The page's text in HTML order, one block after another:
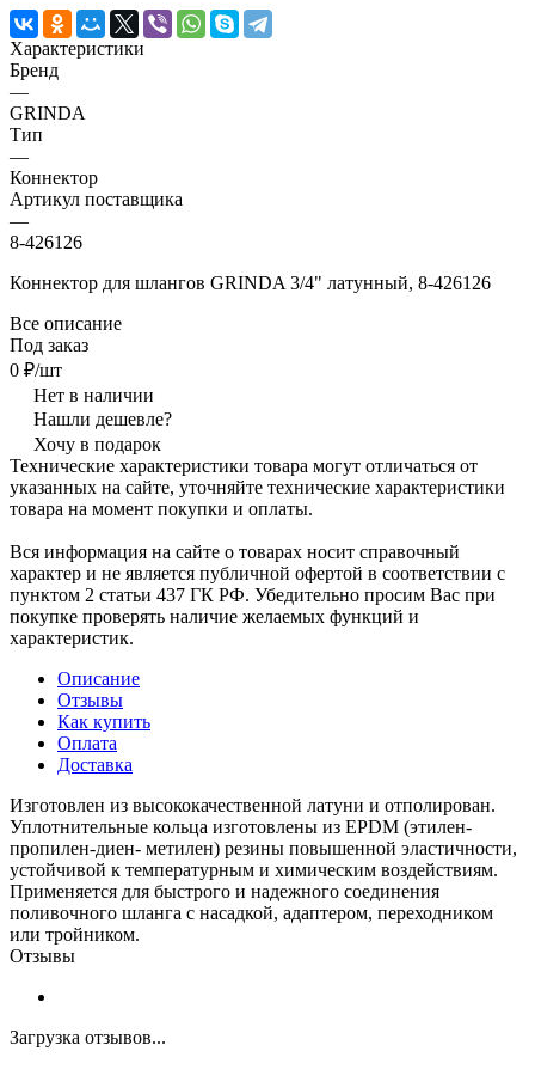
Характеристики
Бренд
—
GRINDA
Тип
—
Коннектор
Артикул поставщика
—
8-426126
Коннектор для шлангов GRINDA 3/4" латунный, 8-426126
Все описание
Под заказ
0 ₽/шт
Нет в наличии
Нашли дешевле?
Хочу в подарок
Технические характеристики товара могут отличаться от
указанных на сайте, уточняйте технические характеристики
товара на момент покупки и оплаты.
Вся информация на сайте о товарах носит справочный
характер и не является публичной офертой в соответствии с
пунктом 2 статьи 437 ГК РФ. Убедительно просим Вас при
покупке проверять наличие желаемых функций и
характеристик.
Описание
Отзывы
Как купить
Оплата
Доставка
Изготовлен из высококачественной латуни и отполирован.
Уплотнительные кольца изготовлены из EPDM (этилен-
пропилен-диен- метилен) резины повышенной эластичности,
устойчивой к температурным и химическим воздействиям.
Применяется для быстрого и надежного соединения
поливочного шланга с насадкой, адаптером, переходником
или тройником.
Отзывы
Загрузка отзывов...